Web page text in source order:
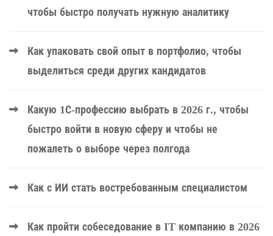
чтобы быстро получать нужную аналитику
Как упаковать свой опыт в портфолио, чтобы
выделиться среди других кандидатов
Какую 1С-профессию выбрать в 2026 г., чтобы
быстро войти в новую сферу и чтобы не
пожалеть о выборе через полгода
Как с ИИ стать востребованным специалистом
Как пройти собеседование в IT компанию в 2026